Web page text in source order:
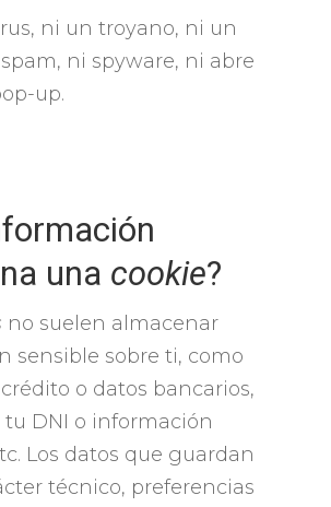
ni un troyano, ni un
ni spyware, ni abre
up.
una cookie?
no suelen almacenar
sensible sobre ti, como
o datos bancarios,
tu DNI o información
Los datos que guardan
técnico, preferencias